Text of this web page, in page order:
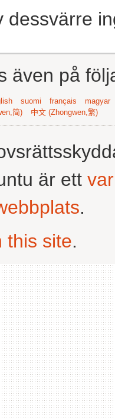
dessvärre
även på
suomi français
magyar
简) 中文 (Zhongwen,繁)
är ett
.
this site.